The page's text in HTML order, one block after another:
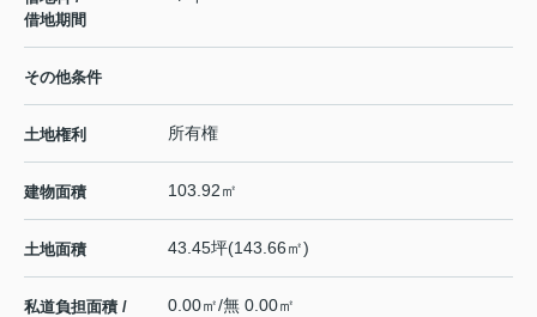
借地期間
その他条件
土地権利 所有権
建物面積 103.92㎡
土地面積 43.45坪(143.66㎡)
私道負担面積 /
0.00㎡/無 0.00㎡